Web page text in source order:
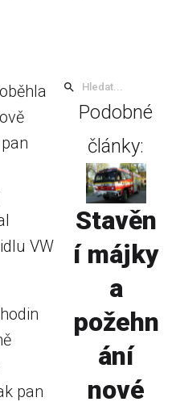
VW
pan
Podobné
články:
Stavěn
í májky
a
požehn
ání
nové